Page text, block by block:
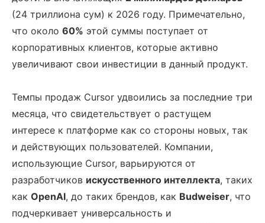
(24 триллиона сум) к 2026 году. Примечательно,
что около 60% этой суммы поступает от
корпоративных клиентов, которые активно
увеличивают свои инвестиции в данный продукт.
Темпы продаж Cursor удвоились за последние три
месяца, что свидетельствует о растущем
интересе к платформе как со стороны новых, так
и действующих пользователей. Компании,
использующие Cursor, варьируются от
разработчиков искусственного интеллекта, таких
как OpenAI, до таких брендов, как Budweiser, что
подчеркивает универсальность и